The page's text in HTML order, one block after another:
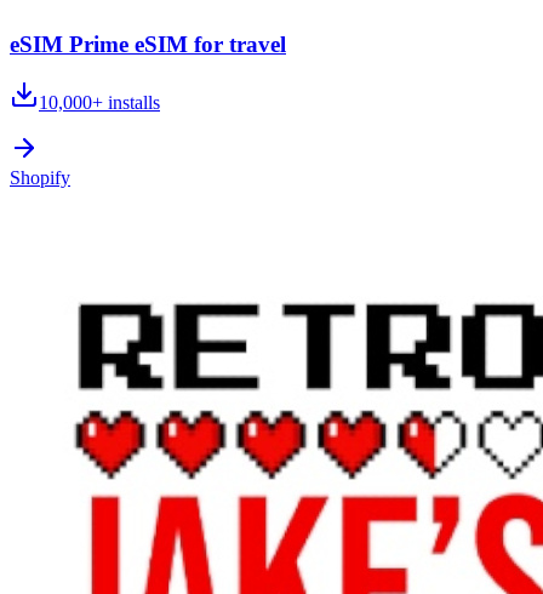
eSIM Prime eSIM for travel
10,000+ installs
Shopify